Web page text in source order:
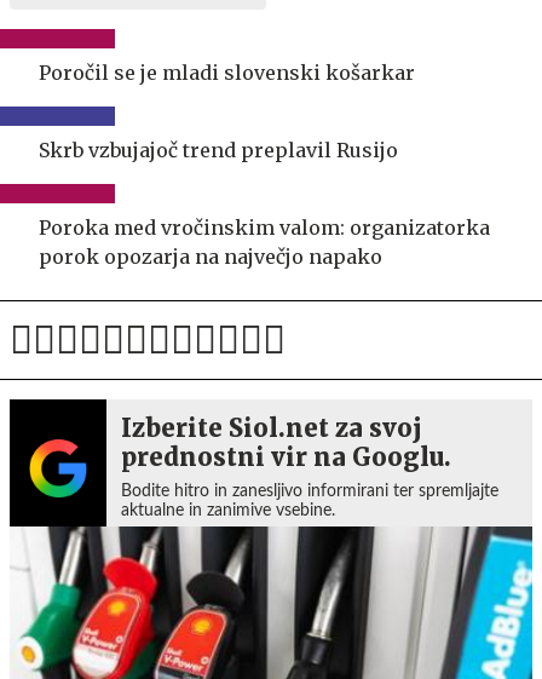
Poročil se je mladi slovenski košarkar
Skrb vzbujajoč trend preplavil Rusijo
Poroka med vročinskim valom: organizatorka
porok opozarja na največjo napako
Izberite Siol.net za svoj
prednostni vir na Googlu.
Bodite hitro in zanesljivo informirani ter spremljajte
aktualne in zanimive vsebine.